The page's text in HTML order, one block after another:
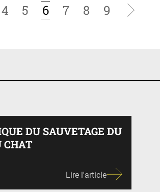
4 5 6 7 8
9
DU SAUVETAGE DU
CHAT
Lire l'article